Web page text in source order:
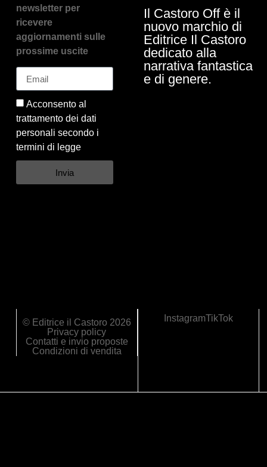
newsletter per
ricevere
aggiornamenti sulle
prossime uscite
Acconsento al
trattamento dei dati
personali secondo i
termini di legge
Invia
Il Castoro Off è il
nuovo marchio di
Editrice Il Castoro
dedicato alla
narrativa fantastica
e di genere.
© Editrice il Castoro 2026
Privacy policy
Contatti e invio proposte
Condizioni di vendita
InstagramTikTok